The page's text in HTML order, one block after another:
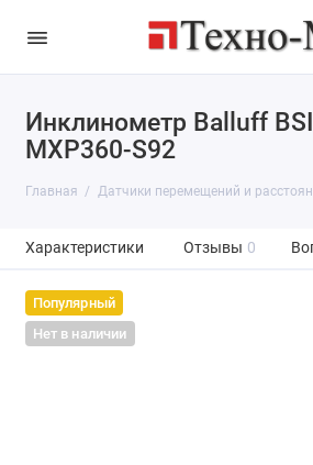
Инклинометр Balluff
MXP360-S92
Главная Датчики перемещений и
Характеристики Отзывы 0
Популярный
Нет в наличии